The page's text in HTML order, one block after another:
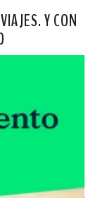
Y CON